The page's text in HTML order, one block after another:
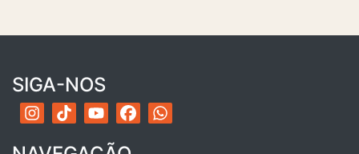
SIGA-NOS